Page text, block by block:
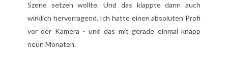
Szene setzen wollte. Und das klappte dann auch
wirklich hervorragend. Ich hatte einen absoluten Profi
vor der Kamera - und das mit gerade einmal knapp
neun Monaten.